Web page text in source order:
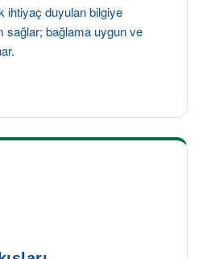
ihtiyaç duyulan bilgiye
sağlar; bağlama uygun ve